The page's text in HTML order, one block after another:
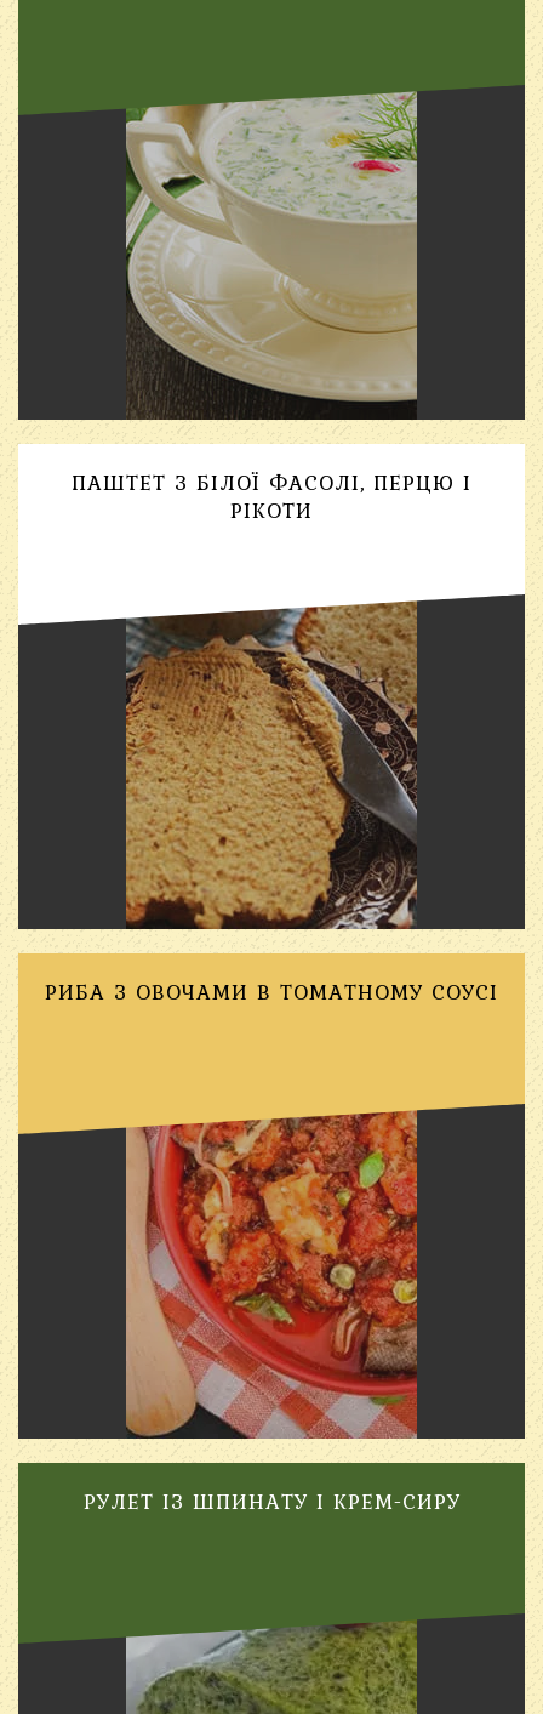
ПАШТЕТ З БІЛОЇ ФАСОЛІ, ПЕРЦЮ І
РІКОТИ
РИБА З ОВОЧАМИ В ТОМАТНОМУ СОУСІ
РУЛЕТ ІЗ ШПИНАТУ І КРЕМ-СИРУ